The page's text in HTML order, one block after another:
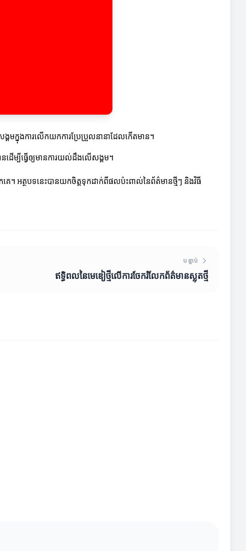
គមក្នុងការលើកយកការប្រែប្រួលនានាដែលកើតមាន។
ដើម្បីធ្វើឲ្យមានការយល់ដឹងលើសង្គម។
េ។ អត្ថបទនេះបានយកចិត្តទុកដាក់ពីផលប៉ះពាល់នៃព័ត៌មានថ្មីៗ និងវិធី
បន្ទាប់
ឥទ្ធិពលនៃមេឌៀថ្មីលើការចែករំលែកព័ត៌មានស្លុតថ្មី